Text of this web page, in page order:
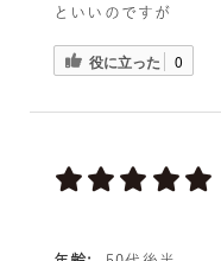
といいのですが
役に立った 0